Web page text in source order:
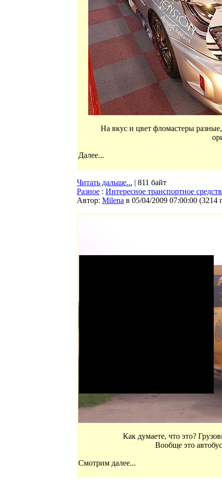
На вкус и цвет фломастеры
Далее...
Читать дальше... | 811 байт
Разное : Интересное транспортное
Автор: Milena в 05/04/2009 07:00:00 (3214
Как думаете, что это?
Вообще это
Смотрим далее...